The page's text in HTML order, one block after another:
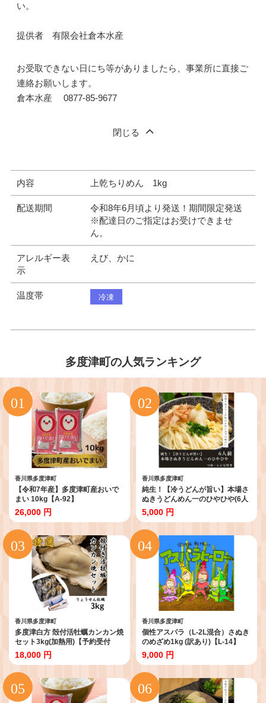
い。
提供者 有限会社倉本水産
お受取できない日にち等がありましたら、事業所に直接ご
連絡お願いします。
倉本水産 0877-85-9677
閉じる
内容 上乾ちりめん 1kg
配送期間
令和8年6月頃より発送！期間限定発送
※配達日のご指定はお受けできませ
ん。
アレルギー表
示
えび、かに
温度帯 冷凍
多度津町の人気ランキング
香川県多度津町
【令和7年産】多度津町産おいで
まい 10kg【A-92】
26,000 円
香川県多度津町
純生！【冷うどんが旨い】本場さ
ぬきうどんめん一のひやひや(6人
前)【L-40】
5,000 円
香川県多度津町
多度津白方 殻付活牡蠣カンカン焼
セット3kg(加熱用)【予約受付
中：旬にお届け！2026年12月頃
から期間限定出荷！】【H-1】
18,000 円
香川県多度津町
個性アスパラ（L-2L混合）さぬき
のめざめ1kg (訳あり)【L-14】
9,000 円